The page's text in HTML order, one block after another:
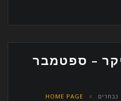
– ספטמבר
נבחרים HOME PAGE